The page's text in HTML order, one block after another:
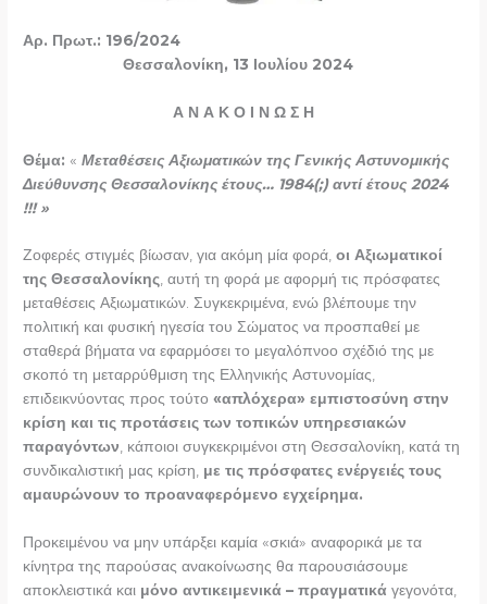
Αρ. Πρωτ.: 196/2024
Θεσσαλονίκη, 13 Ιουλίου 2024
Α Ν Α Κ Ο Ι Ν Ω Σ Η
Θέμα: «Μεταθέσεις Αξιωματικών της Γενικής Αστυνομικής
Διεύθυνσης Θεσσαλονίκης έτους… 1984(;) αντί έτους 2024
!!! »
Ζοφερές στιγμές βίωσαν, για ακόμη μία φορά,οι Αξιωματικοί
της Θεσσαλονίκης, αυτή τη φορά με αφορμή τις πρόσφατες
μεταθέσεις Αξιωματικών. Συγκεκριμένα, ενώ βλέπουμε την
πολιτική και φυσική ηγεσία του Σώματος να προσπαθεί με
σταθερά βήματα να εφαρμόσει το μεγαλόπνοο σχέδιό της με
σκοπό τη μεταρρύθμιση της Ελληνικής Αστυνομίας,
επιδεικνύοντας προς τούτο«απλόχερα» εμπιστοσύνη στην
κρίση και τις προτάσεις των τοπικών υπηρεσιακών
παραγόντων, κάποιοι συγκεκριμένοι στη Θεσσαλονίκη, κατά τη
συνδικαλιστική μας κρίση, με τις πρόσφατες ενέργειές τους
αμαυρώνουν το προαναφερόμενο εγχείρημα.
Προκειμένου να μην υπάρξει καμία «σκιά» αναφορικά με τα
κίνητρα της παρούσας ανακοίνωσης θα παρουσιάσουμε
αποκλειστικά και μόνο αντικειμενικά – πραγματικάγεγονότα,